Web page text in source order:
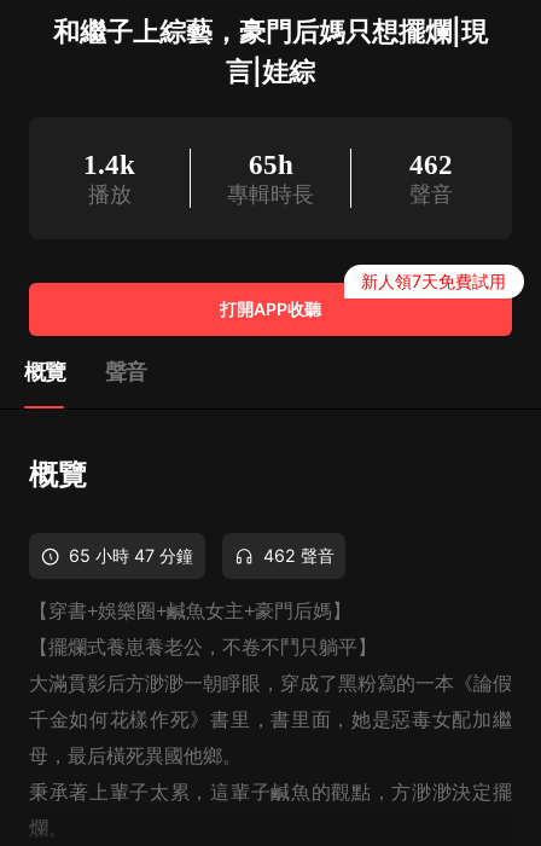
和繼子上綜藝，豪門后媽只想擺爛|現
言|娃綜
1.4k
播放
65h
專輯時長
462
聲音
打開APP收聽
新人領7天免費試用
概覽 聲音
概覽
65 小時 47 分鐘 462 聲音
【穿書+娛樂圈+鹹魚女主+豪門后媽】
【擺爛式養崽養老公，不卷不鬥只躺平】
大滿貫影后方渺渺一朝睜眼，穿成了黑粉寫的一本《論假
千金如何花樣作死》書里，書里面，她是惡毒女配加繼
母，最后橫死異國他鄉。
秉承著上輩子太累，這輩子鹹魚的觀點，方渺渺決定擺
爛。